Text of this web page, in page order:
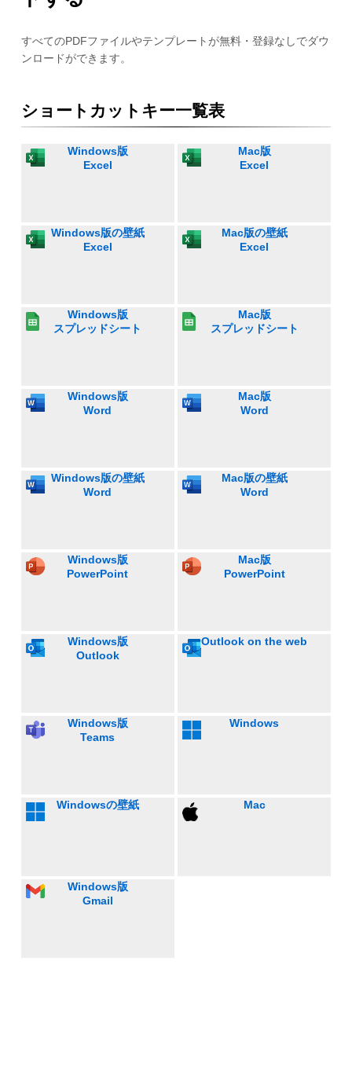
すべてのPDFファイルやテンプレートが無料・登録なしでダウ
ンロードができます。
ショートカットキー一覧表
Windows版
Excel
Mac版
Excel
Windows版の壁紙
Excel
Mac版の壁紙
Excel
Windows版
スプレッドシート
Mac版
スプレッドシート
Windows版
Word
Mac版
Word
Windows版の壁紙
Word
Mac版の壁紙
Word
Windows版
PowerPoint
Mac版
PowerPoint
Windows版
Outlook
Outlook on the web
Windows版
Teams
Windows
Windowsの壁紙 Mac
Windows版
Gmail